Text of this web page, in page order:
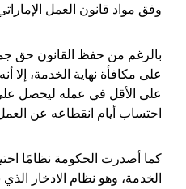
وفق مواد قانون العمل
بالرغم من حفظ القانون حق
على مكافأة نهاية الخدمة،
على الأقل في عمله ليحصل
احتساب أيام انقطاعه عن
كما أصدرت الحكومة نظامًا
الخدمة، وهو نظام الادخار